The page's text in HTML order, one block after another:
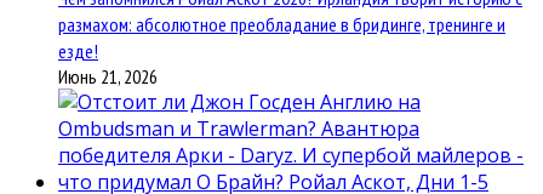
размахом: абсолютное преобладание в бридинге, тренинге и
езде!
Июнь 21, 2026